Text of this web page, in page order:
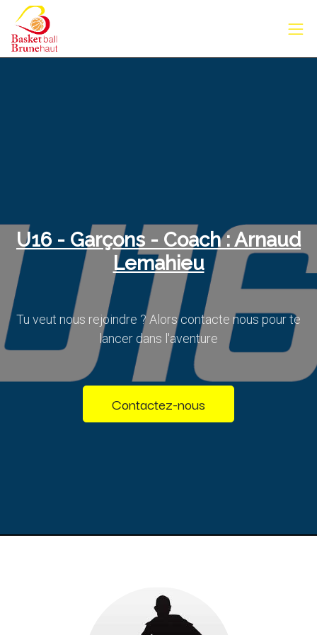
U16 - Garçons - Coach : Arnaud
Lemahieu
Tu veut nous rejoindre ? Alors contacte nous pour te
lancer dans l'aventure
Contactez-nous